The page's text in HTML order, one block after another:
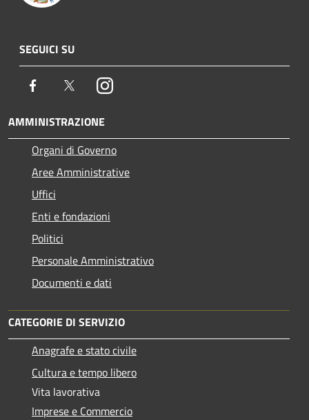
SEGUICI SU
Facebook TwitterInstagram
AMMINISTRAZIONE
Organi di Governo
Aree Amministrative
Uffici
Enti e fondazioni
Politici
Personale Amministrativo
Documenti e dati
CATEGORIE DI SERVIZIO
Anagrafe e stato civile
Cultura e tempo libero
Vita lavorativa
Imprese e Commercio